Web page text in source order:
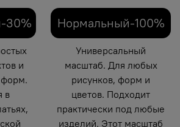
30%
и
форм.
в
Нормальный-100%
Универсальный
масштаб. Для любых
рисунков, форм и
цветов. Подходит
практически под любые
изделий. Этот масштаб